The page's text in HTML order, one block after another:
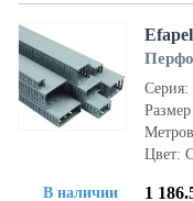
В наличии
Серия:
Цвет:
1